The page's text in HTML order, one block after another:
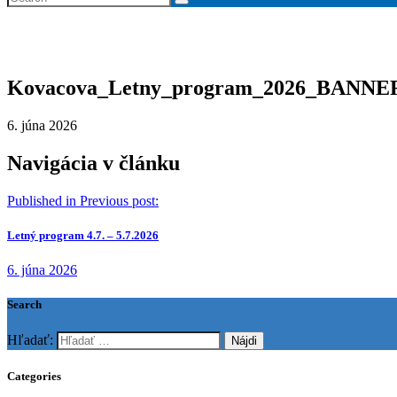
6. júna 2026
Navigácia v článku
Published in Previous post:
Letný program 4.7. – 5.7.2026
6. júna 2026
Search
Hľadať:
Categories